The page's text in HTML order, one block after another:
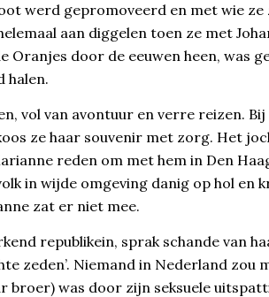
werd gepromoveerd en met wie
aan diggelen toen ze met
Oranjes door de eeuwen heen, was
halen.
vol van avontuur en verre reizen.
ze haar souvenir met zorg. Het
reden om met hem in Den
in wijde omgeving danig op hol en
zat er niet mee.
republikein, sprak schande van
zeden’. Niemand in Nederland
broer) was door zijn seksuele